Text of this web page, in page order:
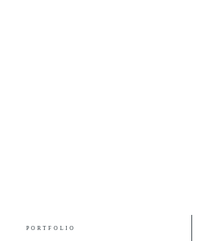
PORTFOLIO